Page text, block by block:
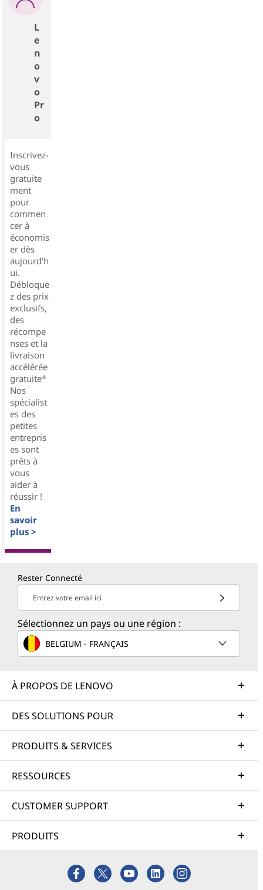
L
e
n
o
v
o
Pr
o
Inscrivez-
vous
gratuite
ment
pour
commen
cer à
économis
er dès
aujourd'h
ui.
Débloque
z des prix
exclusifs,
des
récompe
nses et la
livraison
accélérée
gratuite*
Nos
spécialist
es des
petites
entrepris
es sont
prêts à
vous
aider à
réussir !
En
savoir
plus >
Rester Connecté
Entrez votre email ici
Sélectionnez un pays ou une région :
BELGIUM - FRANÇAIS
À PROPOS DE LENOVO
DES SOLUTIONS POUR
PRODUITS & SERVICES
RESSOURCES
CUSTOMER SUPPORT
PRODUITS